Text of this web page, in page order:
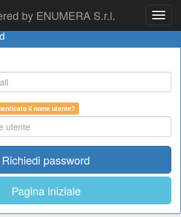
by ENUMERA S.r.l.
il nome utente?
Richiedi password
Pagina iniziale